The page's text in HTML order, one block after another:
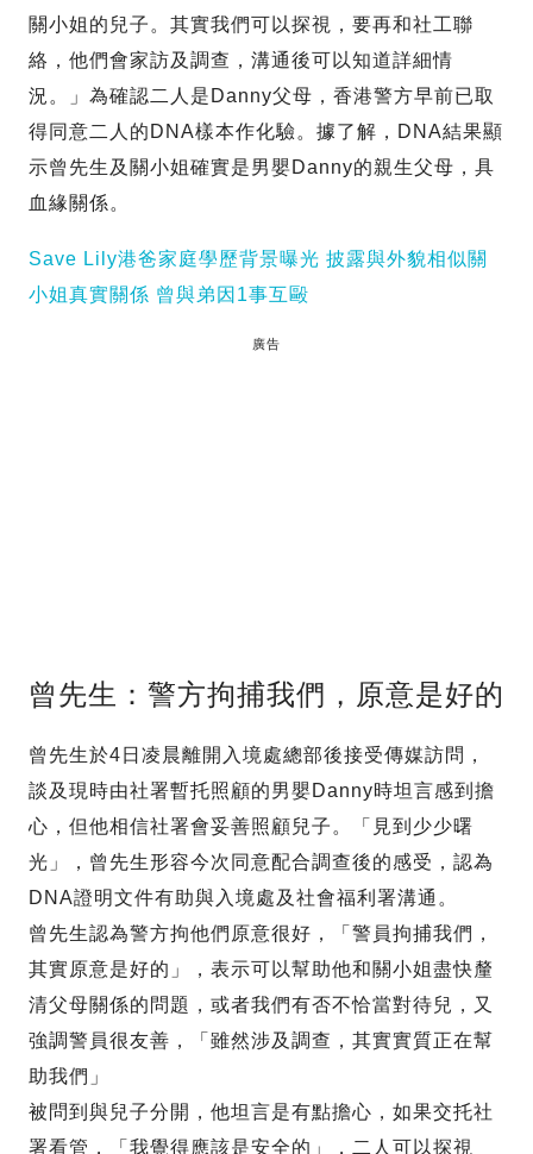
關小姐的兒子。其實我們可以探視，要再和社工聯
絡，他們會家訪及調查，溝通後可以知道詳細情
況。」為確認二人是Danny父母，香港警方早前已取
得同意二人的DNA樣本作化驗。據了解，DNA結果顯
示曾先生及關小姐確實是男嬰Danny的親生父母，具
血緣關係。
Save Lily港爸家庭學歷背景曝光 披露與外貌相似關
小姐真實關係 曾與弟因1事互毆
廣告
曾先生：警方拘捕我們，原意是好的
曾先生於4日凌晨離開入境處總部後接受傳媒訪問，
談及現時由社署暫托照顧的男嬰Danny時坦言感到擔
心，但他相信社署會妥善照顧兒子。「見到少少曙
光」，曾先生形容今次同意配合調查後的感受，認為
DNA證明文件有助與入境處及社會福利署溝通。
曾先生認為警方拘他們原意很好，「警員拘捕我們，
其實原意是好的」，表示可以幫助他和關小姐盡快釐
清父母關係的問題，或者我們有否不恰當對待兒，又
強調警員很友善，「雖然涉及調查，其實實質正在幫
助我們」
被問到與兒子分開，他坦言是有點擔心，如果交托社
署看管，「我覺得應該是安全的」，二人可以探視